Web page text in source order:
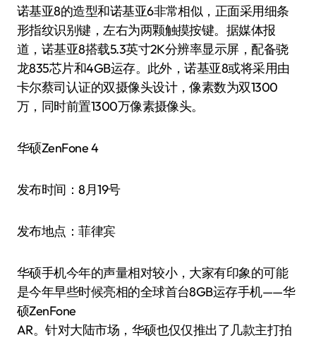
诺基亚8的造型和诺基亚6非常相似，正面采用细条
形指纹识别键，左右为两颗触摸按键。据媒体报
道，诺基亚8搭载5.3英寸2K分辨率显示屏，配备骁
龙835芯片和4GB运存。此外，诺基亚8或将采用由
卡尔蔡司认证的双摄像头设计，像素数为双1300
万，同时前置1300万像素摄像头。
华硕ZenFone 4
发布时间：8月19号
发布地点：菲律宾
华硕手机今年的声量相对较小，大家有印象的可能
是今年早些时候亮相的全球首台8GB运存手机——华
硕ZenFone
AR。针对大陆市场，华硕也仅仅推出了几款主打拍